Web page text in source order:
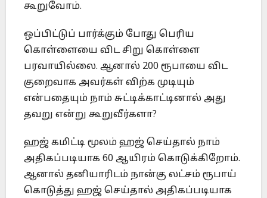
கூறுவோம்.
ஒப்பிட்டுப் பார்க்கும் போது பெரிய
கொள்ளையை விட சிறு கொள்ளை
பரவாயில்லை. ஆனால் 200 ரூபாயை விட
குறைவாக அவர்கள் விற்க முடியும்
என்பதையும் நாம் சுட்டிக்காட்டினால் அது
தவறு என்று கூறுவீர்களா?
ஹஜ் கமிட்டி மூலம் ஹஜ் செய்தால் நாம்
அதிகப்படியாக 60 ஆயிரம் கொடுக்கிறோம்.
ஆனால் தனியாரிடம் நான்கு லட்சம் ரூபாய்
கொடுத்து ஹஜ் செய்தால் அதிகப்படியாக